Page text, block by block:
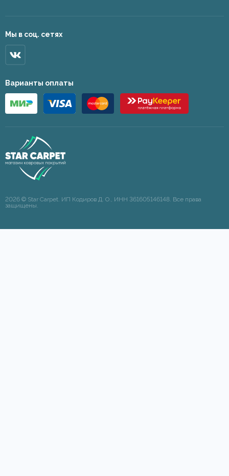
Мы в соц. сетях
Варианты оплаты
2026 © Star Carpet. ИП Кодиров Д. О., ИНН 361605146148. Все права
защищены.